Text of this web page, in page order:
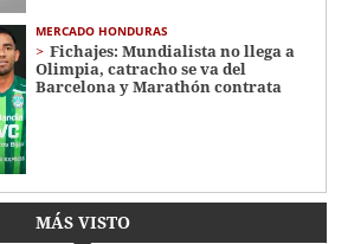
MERCADO HONDURAS
Fichajes: Mundialista no llega a
Olimpia, catracho se va del
Barcelona y Marathón contrata
MÁS VISTO